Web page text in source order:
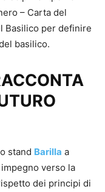
– Carta del
Basilico per definire
basilico.
stand Barilla a
verso la
dei principi di